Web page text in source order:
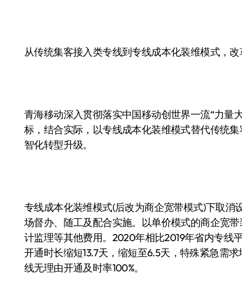
从传统集客接入类专线到专线成本化装维模式，
青海移动深入贯彻落实中国移动创世界一流“力量
标，结合实际，以专线成本化装维模式替代传统
智化转型升级。
专线成本化装维模式(后改为商企宽带模式)下取
场督办、随工及配合实施。以单价模式的商企宽
计监理等其他费用。2020年相比2019年省内专线
开通时长缩短13.7天，缩短至6.5天，特殊紧急需
线无理由开通及时率100%。